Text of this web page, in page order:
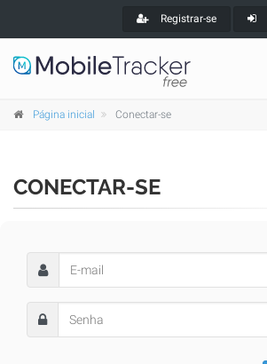
Registrar-se
Página inicial Conectar-se
CONECTAR-SE